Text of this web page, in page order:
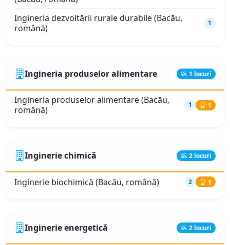
Ingineria dezvoltării rurale durabile (Bacău,
română)
1
Ingineria produselor alimentare 1 locuri
Ingineria produselor alimentare (Bacău,
română)
1 1
Inginerie chimică 2 locuri
Inginerie biochimică (Bacău, română) 2 1
Inginerie energetică 2 locuri